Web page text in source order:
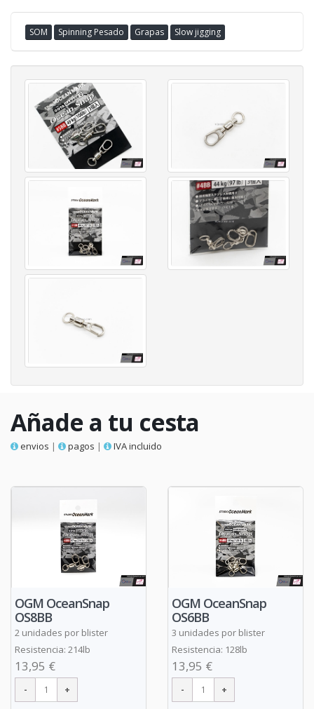
SOM Spinning Pesado Grapas Slow jigging
Añade a tu cesta
envios | pagos | IVA incluido
OGM OceanSnap
OS8BB
2 unidades por blister
Resistencia: 214lb
13,95 €
OGM OceanSnap
OS6BB
3 unidades por blister
Resistencia: 128lb
13,95 €